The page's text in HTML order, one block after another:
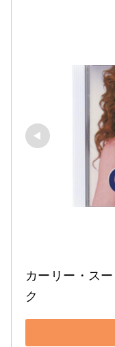
カーリー・ス
ク